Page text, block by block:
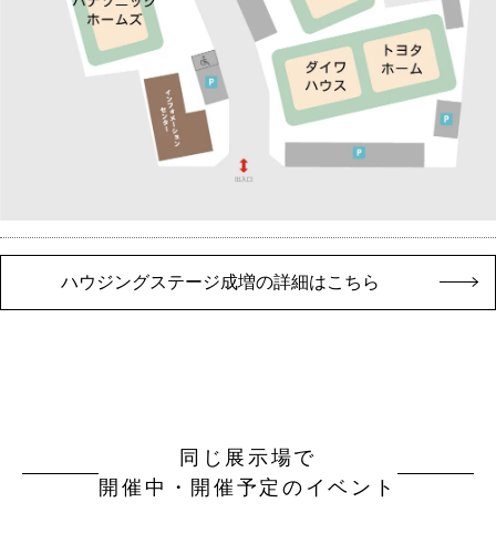
ハウジングステージ成増の詳細はこちら
同じ展示場で
開催中・開催予定のイベント